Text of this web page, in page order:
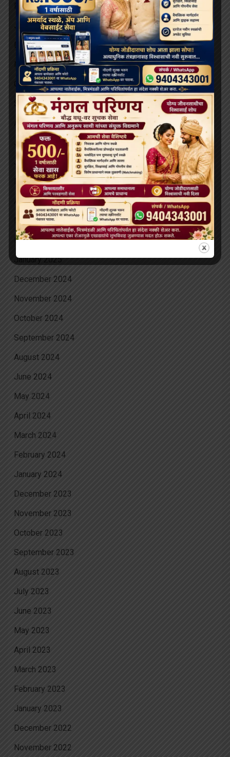
February 2026
January 2026
December 2025
November 2025
October 2025
September 2025
August 2025
July 2025
June 2025
May 2025
April 2025
March 2025
February 2025
January 2025
December 2024
November 2024
October 2024
September 2024
August 2024
June 2024
May 2024
April 2024
March 2024
February 2024
January 2024
December 2023
November 2023
October 2023
September 2023
August 2023
July 2023
June 2023
May 2023
April 2023
March 2023
February 2023
January 2023
December 2022
November 2022